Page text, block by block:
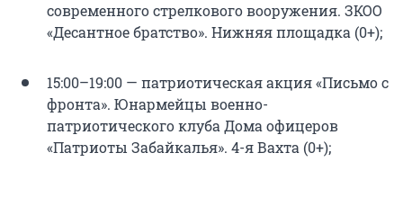
современного стрелкового вооружения. ЗКОО
«Десантное братство». Нижняя площадка (0+);
15:00–19:00 — патриотическая акция «Письмо с
фронта». Юнармейцы военно-
патриотического клуба Дома офицеров
«Патриоты Забайкалья». 4-я Вахта (0+);